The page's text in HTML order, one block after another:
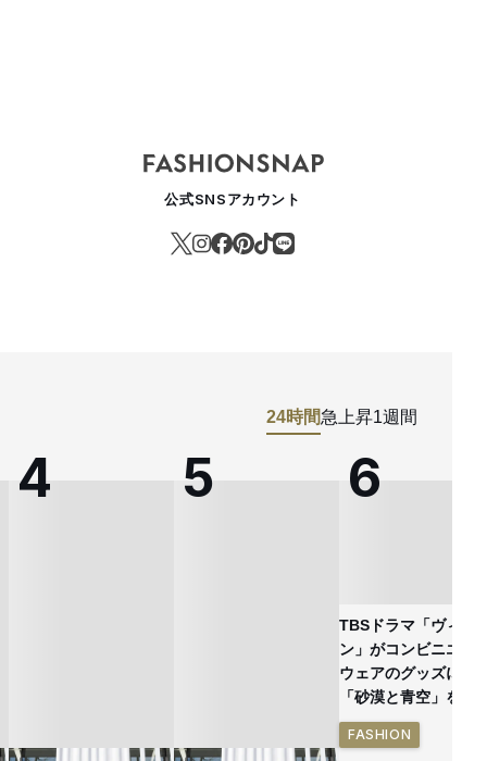
公式SNSアカウント
24時間急上昇1週間
TBSドラマ「ヴィヴ
ン」がコンビニエン
ウェアのグッズに
「砂漠と青空」を表
FASHION